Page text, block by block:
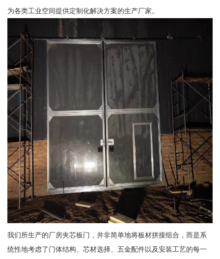
为各类工业空间提供定制化解决方案的生产厂家。
我们所生产的厂房夹芯板门，并非简单地将板材拼接组合，而是系
统性地考虑了门体结构、芯材选择、五金配件以及安装工艺的每一